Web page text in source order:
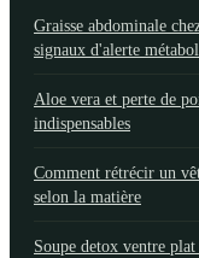
Graisse abdominale
signaux d'alerte
Aloe vera et perte de
indispensables
Comment rétrécir un
selon la matière
Soupe detox ventre